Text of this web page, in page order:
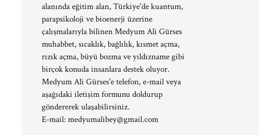
alanında eğitim alan, Türkiye'de kuantum,
parapsikoloji ve bioenerji üzerine
çalışmalarıyla bilinen Medyum Ali Gürses
muhabbet, sıcaklık, bağlılık, kısmet açma,
rızık açma, büyü bozma ve yıldızname gibi
birçok konuda insanlara destek oluyor.
Medyum Ali Gürses'e telefon, e-mail veya
aşağıdaki iletişim formunu doldurup
göndererek ulaşabilirsiniz.
E-mail: medyumalibey@gmail.com